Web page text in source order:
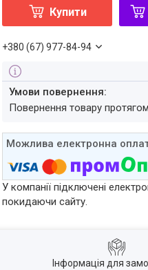
Купити
+380 (67) 977-84-94
повернення товару
У компанії підключені
покидаючи сайту.
Інформація для